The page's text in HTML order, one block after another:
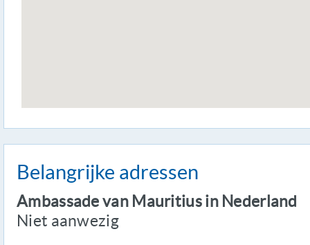
Belangrijke adressen
Ambassade van Mauritius in Nederland
Niet aanwezig